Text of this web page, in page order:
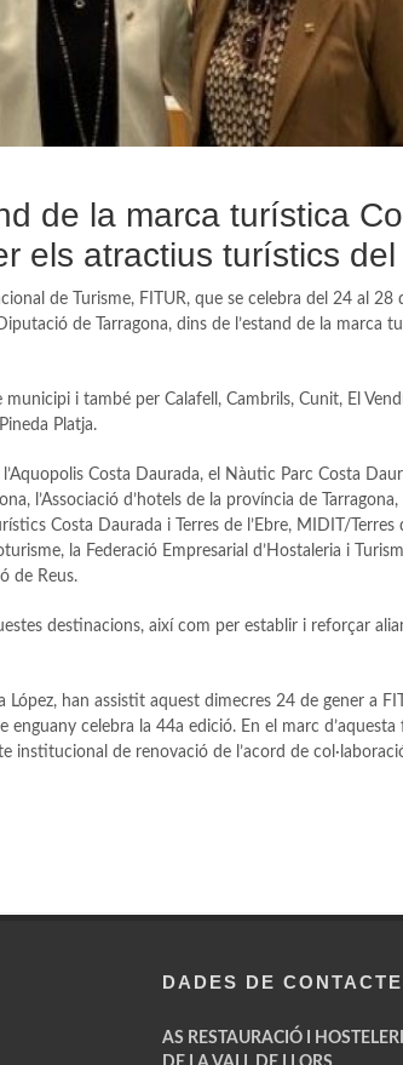
de la marca turística
els atractius turístics
de Turisme, FITUR, que se celebra del 24 al
de Tarragona, dins de l’estand de la marca
i també per Calafell, Cambrils, Cunit, El
Platja.
Costa Daurada, el Nàutic Parc Costa
l’Associació d’hotels de la província de
Costa Daurada i Terres de l’Ebre, MIDIT/Terres
la Federació Empresarial d’Hostaleria i
de Reus.
destinacions, així com per establir i reforçar
López, han assistit aquest dimecres 24 de gener a
celebra la 44a edició. En el marc d’aquesta
institucional de renovació de l’acord de
DADES DE CONTACTE
AS RESTAURACIÓ I